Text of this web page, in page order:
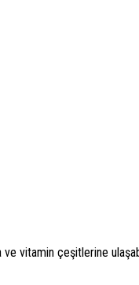
vitamin çeşitlerine